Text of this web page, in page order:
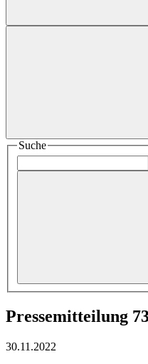
Suche
Pressemitteilung
30.11.2022